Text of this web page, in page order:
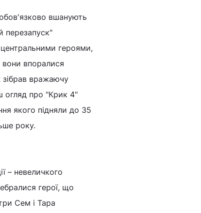
вшанують
перезапуск"
героями,
вони впоралися
зібрав вражаючу
огляд про "Крик 4"
якого підняли до 35
року.
– невеличкого
герої, що
Сем і Тара